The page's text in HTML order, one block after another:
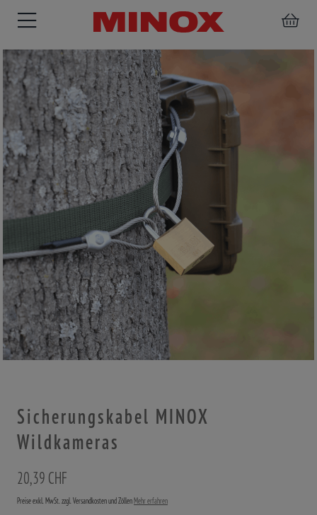
ZIELFERNROHREFERNGLÄSER SPEKTIVE ZUBEHÖR
Sicherungskabel MINOX
Wildkameras
20,39 CHF
Preise exkl. MwSt. zzgl. Versandkosten und ZöllenMehr erfahren